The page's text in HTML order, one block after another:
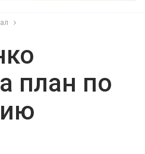
план по